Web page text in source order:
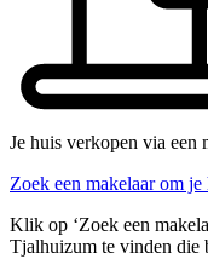
Je huis verkopen via een
Zoek een makelaar om
Klik op ‘Zoek een
Tjalhuizum te vinden die